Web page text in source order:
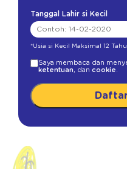
Tanggal Lahir si Kecil
*Usia si Kecil Maksimal 12
Saya membaca dan
ketentuan, dan cookie